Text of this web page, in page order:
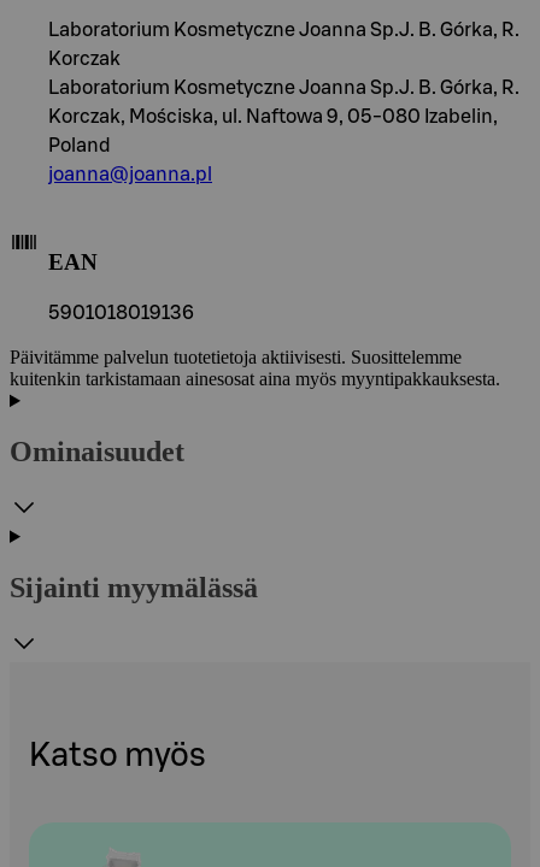
Laboratorium Kosmetyczne Joanna Sp.J. B. Górka, R.
Korczak
Laboratorium Kosmetyczne Joanna Sp.J. B. Górka, R.
Korczak, Mościska, ul. Naftowa 9, 05-080 Izabelin,
Poland
joanna@joanna.pl
EAN
5901018019136
Päivitämme palvelun tuotetietoja aktiivisesti. Suosittelemme
kuitenkin tarkistamaan ainesosat aina myös myyntipakkauksesta.
Ominaisuudet
Sijainti myymälässä
Katso myös